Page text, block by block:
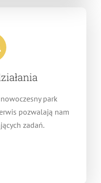
park
pozwalają nam
zadań.